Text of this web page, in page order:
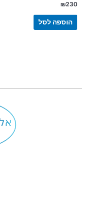
₪230
הוספה לסל